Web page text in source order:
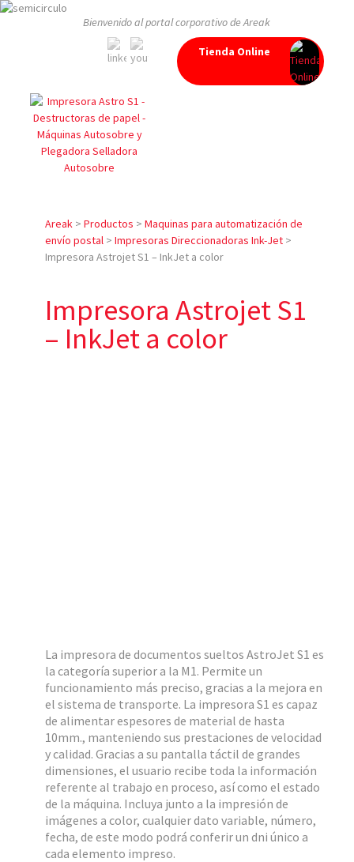
Bienvenido al portal corporativo de Areak
Tienda Online
Areak> Productos > Maquinas para automatización de
envío postal> Impresoras Direccionadoras Ink-Jet>
Impresora Astrojet S1 – InkJet a color
Impresora Astrojet S1
– InkJet a color
La impresora de documentos sueltos AstroJet S1 es
la categoría superior a la M1. Permite un
funcionamiento más preciso, gracias a la mejora en
el sistema de transporte. La impresora S1 es capaz
de alimentar espesores de material de hasta
10mm., manteniendo sus prestaciones de velocidad
y calidad. Gracias a su pantalla táctil de grandes
dimensiones, el usuario recibe toda la información
referente al trabajo en proceso, así como el estado
de la máquina. Incluya junto a la impresión de
imágenes a color, cualquier dato variable, número,
fecha, de este modo podrá conferir un dni único a
cada elemento impreso.